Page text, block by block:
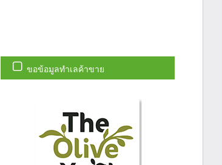
ขอข้อมูลทำเลค้าขาย